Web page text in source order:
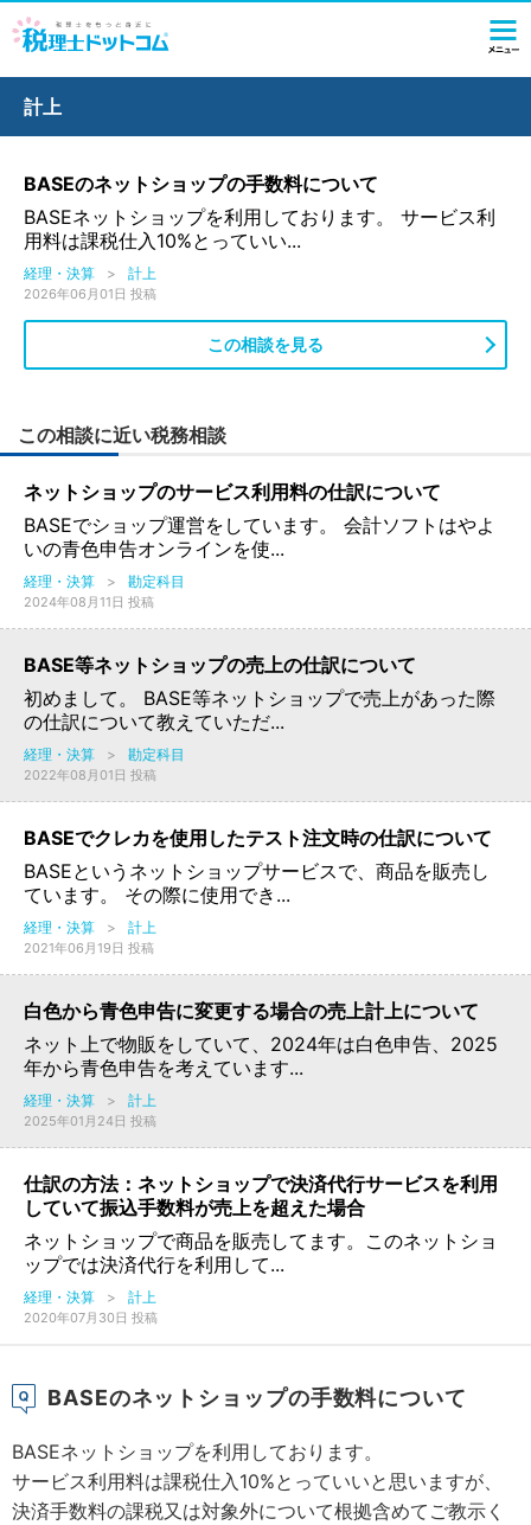
計上
BASEのネットショップの手数料について
BASEネットショップを利用しております。 サービス利
用料は課税仕入10%とっていい...
経理・決算 > 計上
2026年06月01日 投稿
この相談を見る
この相談に近い税務相談
ネットショップのサービス利用料の仕訳について
BASEでショップ運営をしています。 会計ソフトはやよ
いの青色申告オンラインを使...
経理・決算 > 勘定科目
2024年08月11日 投稿
BASE等ネットショップの売上の仕訳について
初めまして。 BASE等ネットショップで売上があった際
の仕訳について教えていただ...
経理・決算 > 勘定科目
2022年08月01日 投稿
BASEでクレカを使用したテスト注文時の仕訳について
BASEというネットショップサービスで、商品を販売し
ています。 その際に使用でき...
経理・決算 > 計上
2021年06月19日 投稿
白色から青色申告に変更する場合の売上計上について
ネット上で物販をしていて、2024年は白色申告、2025
年から青色申告を考えています...
経理・決算 > 計上
2025年01月24日 投稿
仕訳の方法：ネットショップで決済代行サービスを利用
していて振込手数料が売上を超えた場合
ネットショップで商品を販売してます。このネットショ
ップでは決済代行を利用して...
経理・決算 > 計上
2020年07月30日 投稿
BASEのネットショップの手数料について
BASEネットショップを利用しております。
サービス利用料は課税仕入10%とっていいと思いますが、
決済手数料の課税又は対象外について根拠含めてご教示く